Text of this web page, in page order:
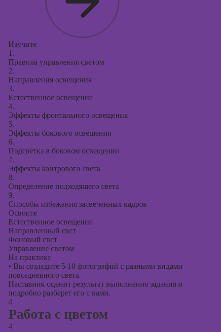
Изучите
1.
Правила управления светом
2.
Направления освещения
3.
Естественное освещение
4.
Эффекты фронтального освещения
5.
Эффекты бокового освещения
6.
Подсветка в боковом освещении
7.
Эффекты контрового света
8.
Определение подходящего света
9.
Способы избежания засвеченных кадров
Освоите
Естественное освещение
Направленный свет
Фоновый свет
Управление светом
На практике
• Вы создадите 5-10 фотографий с разными видами
повседневного света.
Наставник оценит результат выполнения задания и
подробно разберет его с вами.
4
Работа с цветом
4